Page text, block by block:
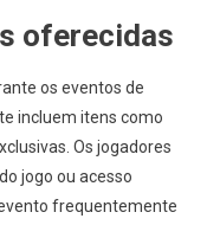
oferecidas
os eventos de
incluem itens como
Os jogadores
jogo ou acesso
frequentemente